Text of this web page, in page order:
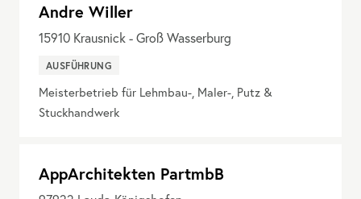
Andre Willer
15910 Krausnick - Groß Wasserburg
AUSFÜHRUNG
Meisterbetrieb für Lehmbau-, Maler-, Putz &
Stuckhandwerk
AppArchitekten PartmbB